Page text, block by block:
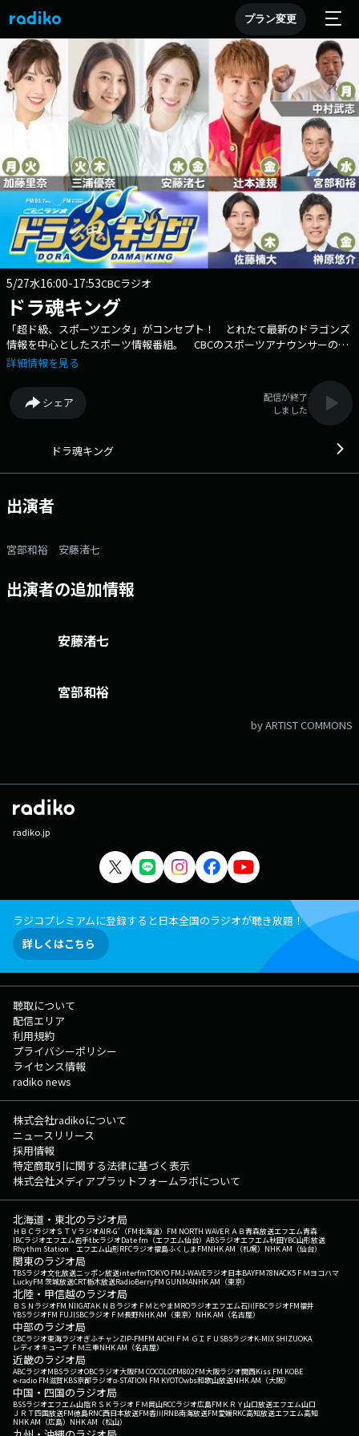
プラン変更
5/27水16:00-17:53CBCラジオ
ドラ魂キング
「超ド級、スポーツエンタ」がコンセプト！ とれたて最新のドラゴンズ
情報を中心としたスポーツ情報番組。 CBCのスポーツアナウンサーの
面々と加藤里奈、三浦優奈、安藤渚七のドラ魂3人娘が織りなす丁々発止
ら 番組記事を読む→こちら 番組へのおたよりはこちら FAXは 052-
263-6800 まで
詳細情報を見る
シェア
配信が終了
しました
ドラ魂キング
出演者
宮部和裕 安藤渚七
出演者の追加情報
安藤渚七
宮部和裕
by ARTIST COMMONS
radiko.jp
ラジコプレミアムに登録すると日本全国のラジオが聴き放題！
詳しくはこちら
聴取について
配信エリア
利用規約
プライバシーポリシー
ライセンス情報
radiko news
株式会社radikoについて
ニュースリリース
採用情報
特定商取引に関する法律に基づく表示
株式会社メディアプラットフォームラボについて
北海道・東北のラジオ局
ＨＢＣラジオＳＴＶラジオAIR-G'（FM北海道） FM NORTH WAVEＲＡＢ青森放送エフエム青森
IBCラジオエフエム岩手tbcラジオDate fm（エフエム仙台） ABSラジオエフエム秋田YBC山形放送
Rhythm Station エフエム山形RFCラジオ福島ふくしまFMNHK AM（札幌） NHK AM（仙台）
関東のラジオ局
TBSラジオ文化放送ニッポン放送interfmTOKYO FMJ-WAVEラジオ日本BAYFM78NACK5 ＦＭヨコハマ
LuckyFM 茨城放送CRT栃木放送RadioBerryFM GUNMANHK AM（東京）
北陸・甲信越のラジオ局
ＢＳＮラジオFM NIIGATAＫＮＢラジオ ＦＭとやまMROラジオエフエム石川FBCラジオFM福井
YBSラジオFM FUJISBCラジオ ＦＭ長野NHK AM（東京） NHK AM（名古屋）
中部のラジオ局
CBCラジオ東海ラジオぎふチャンZIP-FMFM AICHI ＦＭ ＧＩＦＵ SBSラジオK-MIX SHIZUOKA
レディオキューブ ＦＭ三重NHK AM（名古屋）
近畿のラジオ局
ABCラジオMBSラジオOBCラジオ大阪FM COCOLOFM802FM大阪ラジオ関西Kiss FM KOBE
e-radio FM滋賀KBS京都ラジオα-STATION FM KYOTOwbs和歌山放送NHK AM（大阪）
中国・四国のラジオ局
BSSラジオエフエム山陰ＲＳＫラジオ ＦＭ岡山RCCラジオ広島FM ＫＲＹ山口放送エフエム山口
ＪＲＴ四国放送FM徳島RNC西日本放送FM香川RNB南海放送FM愛媛RKC高知放送エフエム高知
NHK AM（広島） NHK AM（松山）